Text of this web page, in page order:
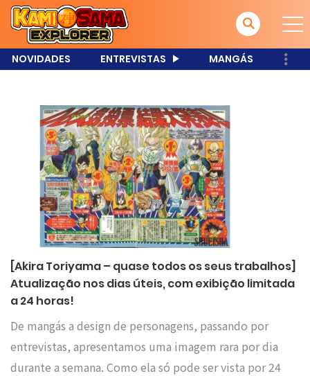
NOVIDADES ENTREVISTAS MANGÁS
[Akira Toriyama – quase todos os seus trabalhos]
Atualização nos dias úteis, com exibição limitada
a 24 horas!
De mangás a design de personagens, passando por
entrevistas, apresentamos uma imagem rara por dia
durante a semana. Como ela só pode ser vista por 24